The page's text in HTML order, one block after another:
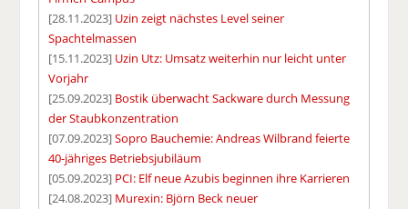
[28.11.2023] Uzin zeigt nächstes Level seiner
Spachtelmassen
[15.11.2023] Uzin Utz: Umsatz weiterhin nur leicht unter
Vorjahr
[25.09.2023] Bostik überwacht Sackware durch Messung
der Staubkonzentration
[07.09.2023]Sopro Bauchemie: Andreas Wilbrand feierte
40-jähriges Betriebsjubiläum
[05.09.2023] PCI: Elf neue Azubis beginnen ihre Karrieren
[24.08.2023] Murexin: Björn Beck neuer